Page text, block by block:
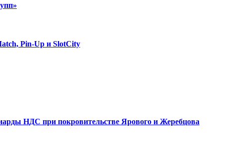
Pin-Up и SlotCity
НДС при покровительстве Ярового и Жеребцова